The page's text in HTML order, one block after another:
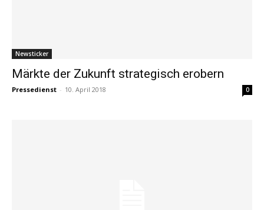
Newsticker
Märkte der Zukunft strategisch erobern
Pressedienst - 10. April 2018 0